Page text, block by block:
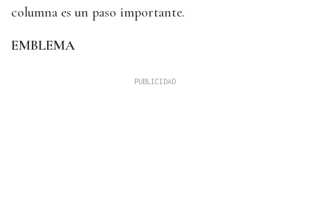
columna es un paso importante.
EMBLEMA